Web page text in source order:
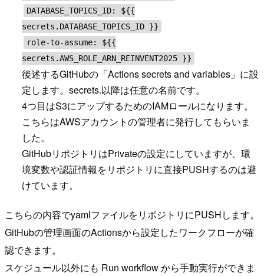
DATABASE_TOPICS_ID: ${{
secrets.DATABASE_TOPICS_ID }}
role-to-assume: ${{
secrets.AWS_ROLE_ARN_REINVENT2025 }}
後述するGitHubの「Actions secrets and variables」に設
定します。secrets.以降は任意の名前です。
4つ目はS3にアップするためのIAMロールになります。
こちらはAWSアカウントの管理者に発行してもらいま
した。
GitHubリポジトリはPrivateの設定にしていますが、環
境変数や認証情報をリポジトリに直接PUSHするのは避
けています。
こちらの内容でyamlファイルをリポジトリにPUSHします。
GitHubの管理画面のActionsから設定したワークフローが確
認できます。
スケジュール以外にも Run workflow から手動実行ができま